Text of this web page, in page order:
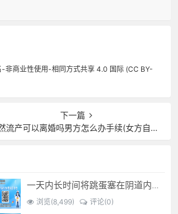
-非商业性使用-相同方式共享 4.0 国际 (CC BY-
下一篇
产可以离婚吗男方怎么办手续(女方自然流产后男方可以提离婚)
一天内长时间将跳蛋塞在阴道内 有什么危害免...(跳蛋是放哪里)
浏览(8,499) 评论(0)